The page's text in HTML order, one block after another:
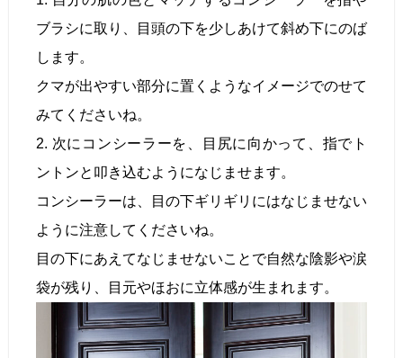
ブラシに取り、目頭の下を少しあけて斜め下にのば
します。
クマが出やすい部分に置くようなイメージでのせて
みてくださいね。
2. 次にコンシーラーを、目尻に向かって、指でト
ントンと叩き込むようになじませます。
コンシーラーは、目の下ギリギリにはなじませない
ように注意してくださいね。
目の下にあえてなじませないことで自然な陰影や涙
袋が残り、目元やほおに立体感が生まれます。